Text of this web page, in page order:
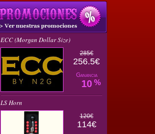
ECC (Morgan Dollar Size)
285€
256.5€
Ganancia
10 %
LS Horn
120€
114€